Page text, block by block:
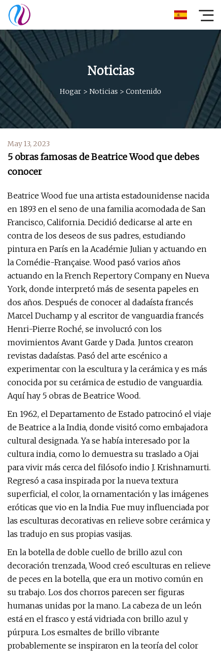
Noticias
Hogar > Noticias > Contenido
May 13, 2023
5 obras famosas de Beatrice Wood que debes
conocer
Beatrice Wood fue una artista estadounidense nacida
en 1893 en el seno de una familia acomodada de San
Francisco, California. Decidió dedicarse al arte en
contra de los deseos de sus padres, estudiando
pintura en París en la Académie Julian y actuando en
la Comédie-Française. Wood pasó varios años
actuando en la French Repertory Company en Nueva
York, donde interpretó más de sesenta papeles en
dos años. Después de conocer al dadaísta francés
Marcel Duchamp y al escritor de vanguardia francés
Henri-Pierre Roché, se involucró con los
movimientos Avant Garde y Dada. Juntos crearon
revistas dadaístas. Pasó del arte escénico a
experimentar con la escultura y la cerámica y es más
conocida por su cerámica de estudio de vanguardia.
Aquí hay 5 obras de Beatrice Wood.
En 1962, el Departamento de Estado patrocinó el viaje
de Beatrice a la India, donde visitó como embajadora
cultural designada. Ya se había interesado por la
cultura india, como lo demuestra su traslado a Ojai
para vivir más cerca del filósofo indio J. Krishnamurti.
Regresó a casa inspirada por la nueva textura
superficial, el color, la ornamentación y las imágenes
eróticas que vio en la India. Fue muy influenciada por
las esculturas decorativas en relieve sobre cerámica y
las tradujo en sus propias vasijas.
En la botella de doble cuello de brillo azul con
decoración trenzada, Wood creó esculturas en relieve
de peces en la botella, que era un motivo común en
su trabajo. Los dos chorros parecen ser figuras
humanas unidas por la mano. La cabeza de un león
está en el frasco y está vidriada con brillo azul y
púrpura. Los esmaltes de brillo vibrante
probablemente se inspiraron en la teoría del color